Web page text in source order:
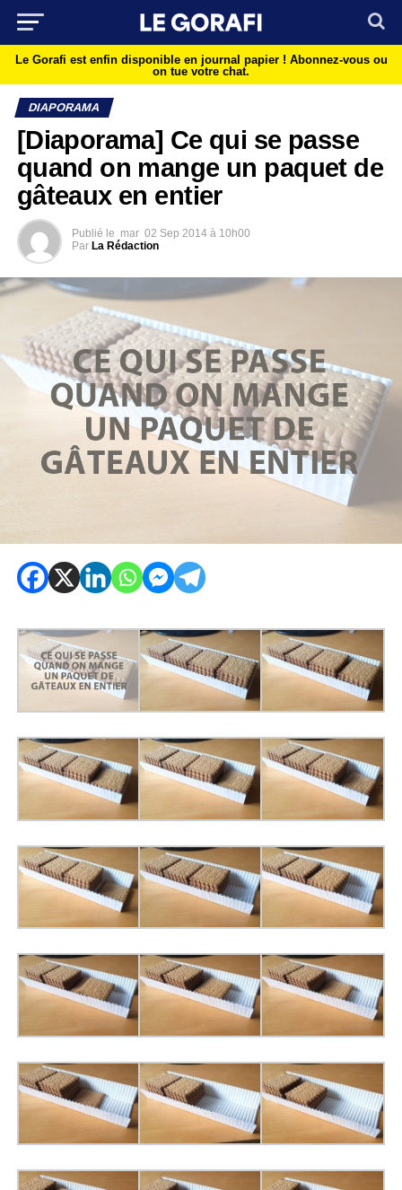
Le Gorafi est enfin disponible en journal papier ! Abonnez-vous ou
on tue votre chat.
DIAPORAMA
[Diaporama] Ce qui se passe
quand on mange un paquet de
gâteaux en entier
Publié le mar 02 Sep 2014 à 10h00
Par La Rédaction